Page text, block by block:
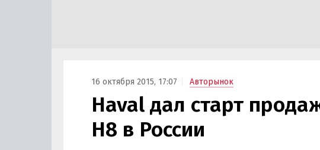
16 октября 2015, 17:07 Авторынок
Haval дал старт
Н8 в России